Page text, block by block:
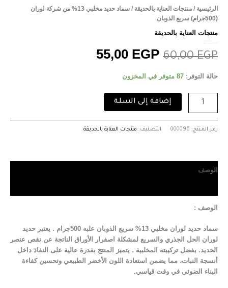
الرئيسية / منتجات العناية بالحديقة
/ سماد حديد مخلبي 13% من شركة لوران
(500جرام) سريع الذوبان
منتجات العناية بالحديقة
60,00EGP
55,00 EGP
حالة التوفر: 87 متوفر في المخزون
إضافة إلى السلة
رمز المنتج: 000096 التصنيف: منتجات العناية بالحديقة
الوصف
الوصف :
سماد حديد لوران مخلبي 13% سريع الذوبان علبه 500جرام . يعتبر حديد
لوران الحل الجذري والسريع لمشكلة اصفرار الأوراق الناتجة عن نقص عنصر
الحديد. بفضل تركيبته المخلبية . يتميز المنتج بقدرة عالية على النفاذ داخل
أنسجة النبات، مما يضمن استعادة اللون الأخضر الطبيعي وتحسين كفاءة
البناء الضوئي في وقت قياسي.